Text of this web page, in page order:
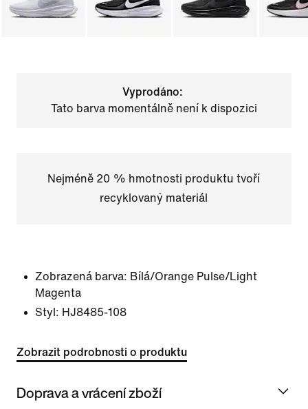
Vyprodáno:
Tato barva momentálně není k dispozici
Nejméně 20 % hmotnosti produktu tvoří
recyklovaný materiál
Zobrazená barva: Bílá/Orange Pulse/Light
Magenta
Styl: HJ8485-108
Zobrazit podrobnosti o produktu
Doprava a vrácení zboží